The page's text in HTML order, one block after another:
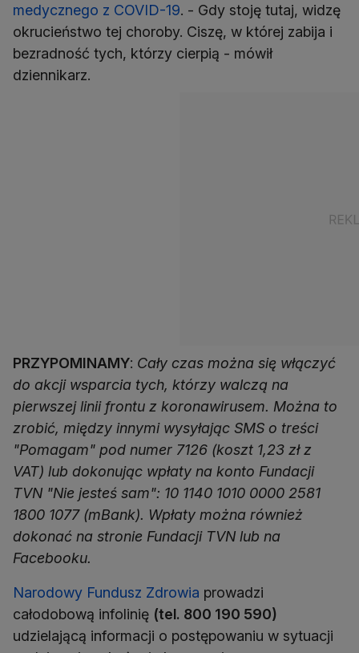
medycznego z COVID-19. - Gdy stoję tutaj, widzę
okrucieństwo tej choroby. Ciszę, w której zabija i
bezradność tych, którzy cierpią - mówił
dziennikarz.
PRZYPOMINAMY: Cały czas można się włączyć
do akcji wsparcia tych, którzy walczą na
pierwszej linii frontu z koronawirusem. Można to
zrobić, między innymi wysyłając SMS o treści
"Pomagam" pod numer 7126 (koszt 1,23 zł z
VAT) lub dokonując wpłaty na konto Fundacji
TVN "Nie jesteś sam": 10 1140 1010 0000 2581
1800 1077 (mBank). Wpłaty można również
dokonać na stronie Fundacji TVN lub na
Facebooku.
Narodowy Fundusz Zdrowia prowadzi
całodobową infolinię (tel. 800 190 590)
udzielającą informacji o postępowaniu w sytuacji